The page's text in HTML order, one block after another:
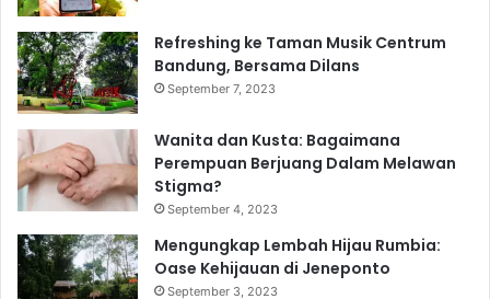
Refreshing ke Taman Musik Centrum
Bandung, Bersama Dilans
September 7, 2023
Wanita dan Kusta: Bagaimana
Perempuan Berjuang Dalam Melawan
Stigma?
September 4, 2023
Mengungkap Lembah Hijau Rumbia:
Oase Kehijauan di Jeneponto
September 3, 2023